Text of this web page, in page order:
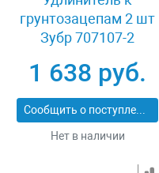
грунтозацепам 2 шт
Зубр 707107-2
1 638 руб.
Сообщить о поступлении
Нет в наличии